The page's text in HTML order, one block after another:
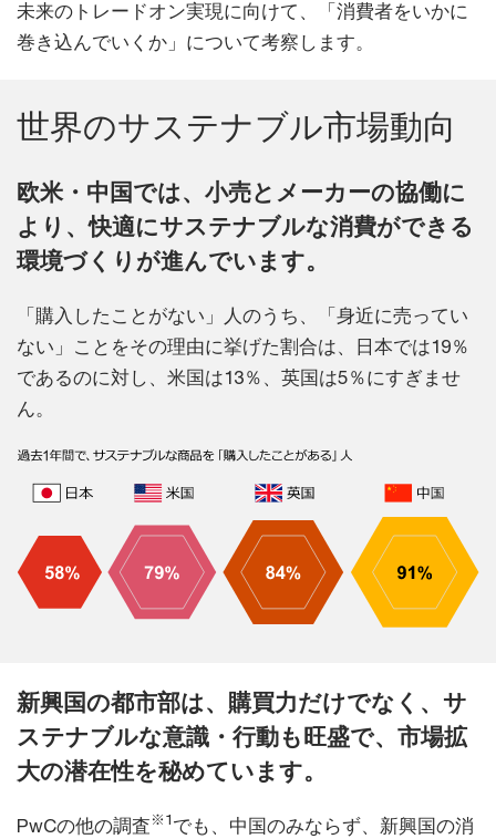
未来のトレードオン実現に向けて、「消費者をいかに
巻き込んでいくか」について考察します。
世界のサステナブル市場動向
欧米・中国では、小売とメーカーの協働に
より、快適にサステナブルな消費ができる
環境づくりが進んでいます。
「購入したことがない」人のうち、「身近に売ってい
ない」ことをその理由に挙げた割合は、日本では19％
であるのに対し、米国は13％、英国は5％にすぎませ
ん。
新興国の都市部は、購買力だけでなく、サ
ステナブルな意識・行動も旺盛で、市場拡
大の潜在性を秘めています。
PwCの他の調査※1でも、中国のみならず、新興国の消